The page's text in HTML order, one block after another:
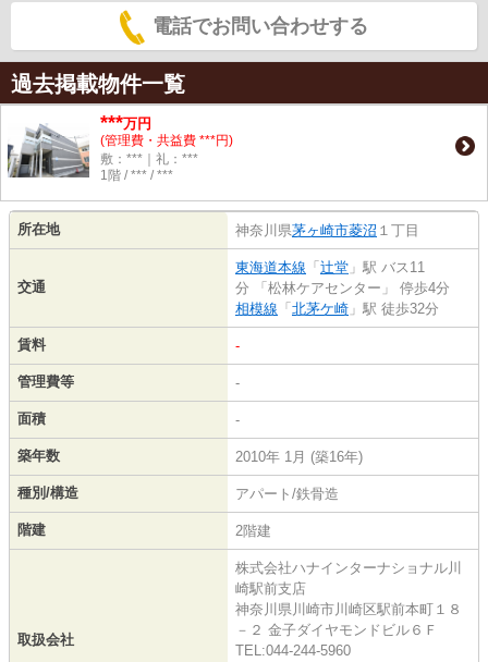
電話でお問い合わせする
過去掲載物件一覧
***万円
(管理費・共益費 ***円)
敷：***｜礼：***
1階 / *** / ***
所在地 神奈川県茅ヶ崎市菱沼 １丁目
交通
東海道本線 「 辻堂 」駅 バス11
分 「松林ケアセンター」 停歩4分
相模線 「 北茅ケ崎 」駅 徒歩32分
賃料 -
管理費等 -
面積 -
築年数 2010年 1月 (築16年)
種別/構造 アパート/鉄骨造
階建 2階建
取扱会社
株式会社ハナインターナショナル川
崎駅前支店
神奈川県川崎市川崎区駅前本町１８
－２ 金子ダイヤモンドビル６Ｆ
TEL:044-244-5960